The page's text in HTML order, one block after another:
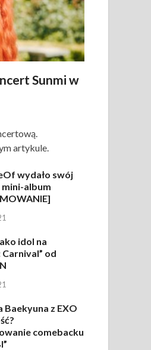
Sunmi w
artykule.
wydało swój
album
idol na
od
Baekyuna z EXO
comebacku